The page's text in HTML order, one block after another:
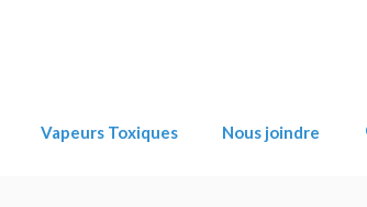
Vapeurs Toxiques Nous joindre